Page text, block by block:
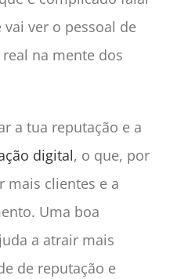
ver o pessoal de
na mente dos
a tua reputação e a
digital, o que, por
mais clientes e a
Uma boa
a atrair mais
de reputação e